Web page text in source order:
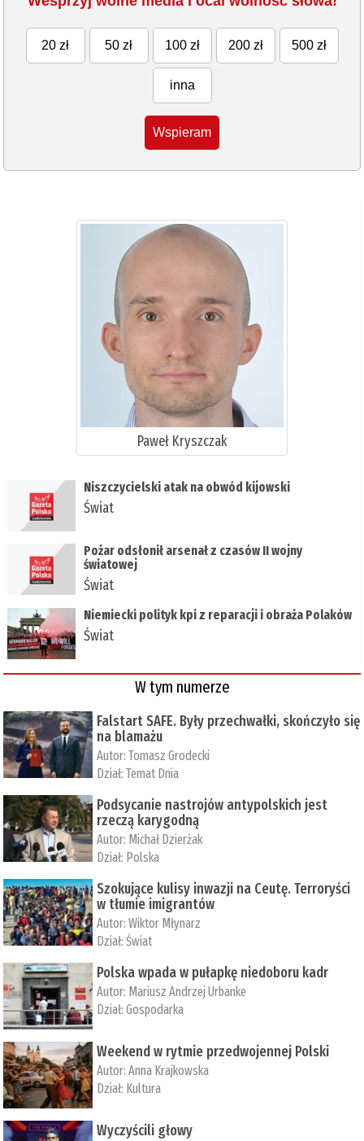
20 zł 50 zł 100 zł 200 zł 500 zł
inna
Wspieram
Paweł Kryszczak
Niszczycielski atak na obwód kijowski
Świat
Pożar odsłonił arsenał z czasów II wojny
światowej
Świat
Niemiecki polityk kpi z reparacji i obraża Polaków
Świat
W tym numerze
Falstart SAFE. Były przechwałki, skończyło się
na blamażu
Autor:Tomasz Grodecki
Dział:Temat Dnia
Podsycanie nastrojów antypolskich jest
rzeczą karygodną
Autor: Michał Dzierżak
Dział: Polska
Szokujące kulisy inwazji na Ceutę. Terroryści
w tłumie imigrantów
Autor:Wiktor Młynarz
Dział:Świat
Polska wpada w pułapkę niedoboru kadr
Autor: Mariusz Andrzej Urbanke
Dział:Gospodarka
Weekend w rytmie przedwojennej Polski
Autor:Anna Krajkowska
Dział: Kultura
Wyczyścili głowy